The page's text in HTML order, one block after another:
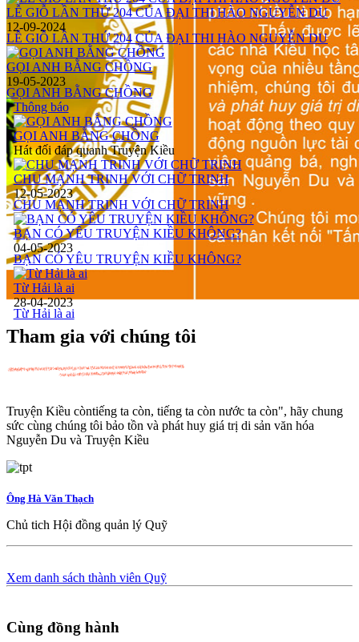
LỄ GIỖ LẦN THỨ 204 CỦA ĐẠI THI HÀO NGUYỄN DU
12-09-2024
LỄ GIỖ LẦN THỨ 204 CỦA ĐẠI THI HÀO NGUYỄN DU
GỌI ANH BẰNG CHỒNG
19-05-2023
GỌI ANH BẰNG CHỒNG
Thông báo
GỌI ANH BẰNG CHỒNG
Hát đối đáp quanh Truyện Kiều
CHU MẠNH TRINH VỚI CHỮ TRINH
12-05-2023
CHU MẠNH TRINH VỚI CHỮ TRINH
BẠN CÓ YÊU TRUYỆN KIỀU KHÔNG?
04-05-2023
BẠN CÓ YÊU TRUYỆN KIỀU KHÔNG?
Từ Hải là ai
28-04-2023
Từ Hải là ai
Tham gia với chúng tôi
Truyện Kiều còntiếng ta còn, tiếng ta còn nước ta còn", hãy chung
sức cùng chúng tôi bảo tồn và phát huy giá trị di sản văn hóa
Nguyễn Du và Truyện Kiều
Ông Hà Văn Thạch
Chủ tich Hội đồng quản lý Quỹ
Xem danh sách thành viên Quỹ
Cùng đồng hành